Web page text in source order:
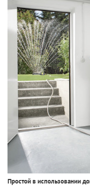
Простой в использовании